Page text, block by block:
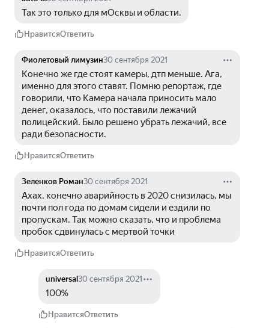
Так это только для мОсквы и области.
НравитсяОтветить
Фиолетовый лимузин30 сентября 2021
Конечно же где стоят камеры, дтп меньше. Ага,
именно для этого ставят. Помню репортаж, где
говорили, что Камера начала приносить мало
денег, оказалось, что поставили лежачий
полицейский. Было решено убрать лежачий, все
ради безопасности.
НравитсяОтветить
Зеленков Роман30 сентября 2021
Ахах, конечно аварийность в 2020 снизилась, мы
почти пол года по домам сидели и ездили по
пропускам. Так можно сказать, что и проблема
пробок сдвинулась с мертвой точки
НравитсяОтветить
universal 30 сентября 2021
100%
НравитсяОтветить